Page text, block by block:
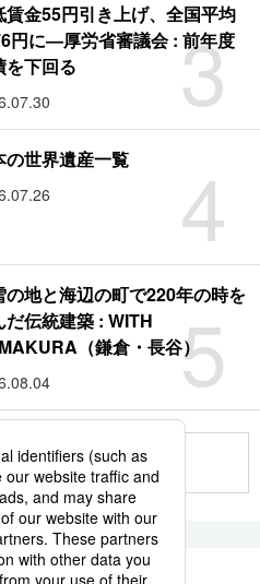
3
賃金55円引き上げ、全国平均
円に―厚労省審議会 : 前年度
を下回る
4
の世界遺産一覧
5
の地と海辺の町で220年の時を
だ伝統建築 : WITH
（鎌倉・長谷）
見る